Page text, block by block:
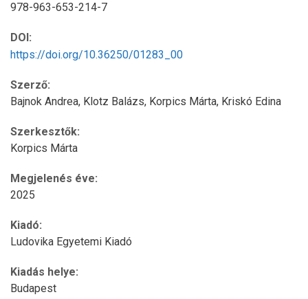
978-963-653-214-7
DOI:
https://doi.org/10.36250/01283_00
Szerző:
Bajnok Andrea, Klotz Balázs, Korpics Márta, Kriskó Edina
Szerkesztők:
Korpics Márta
Megjelenés éve:
2025
Kiadó:
Ludovika Egyetemi Kiadó
Kiadás helye:
Budapest